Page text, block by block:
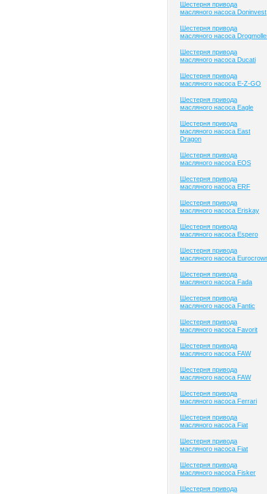
Шестерня привода
масляного насоса Doninvest
Шестерня привода
масляного насоса
Шестерня привода
масляного насоса Ducati
Шестерня привода
масляного насоса E-Z-GO
Шестерня привода
масляного насоса Eagle
Шестерня привода
масляного насоса East
Dragon
Шестерня привода
масляного насоса EOS
Шестерня привода
масляного насоса ERF
Шестерня привода
масляного насоса Eriskay
Шестерня привода
масляного насоса Espero
Шестерня привода
масляного насоса
Шестерня привода
масляного насоса Fada
Шестерня привода
масляного насоса Fantic
Шестерня привода
масляного насоса Favorit
Шестерня привода
масляного насоса FAW
Шестерня привода
масляного насоса FAW
Шестерня привода
масляного насоса Ferrari
Шестерня привода
масляного насоса Fiat
Шестерня привода
масляного насоса Fiat
Шестерня привода
масляного насоса Fisker
Шестерня привода